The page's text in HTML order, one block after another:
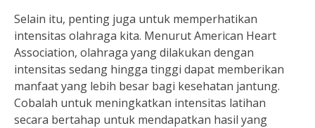
Selain itu, penting juga untuk memperhatikan
intensitas olahraga kita. Menurut American Heart
Association, olahraga yang dilakukan dengan
intensitas sedang hingga tinggi dapat memberikan
manfaat yang lebih besar bagi kesehatan jantung.
Cobalah untuk meningkatkan intensitas latihan
secara bertahap untuk mendapatkan hasil yang